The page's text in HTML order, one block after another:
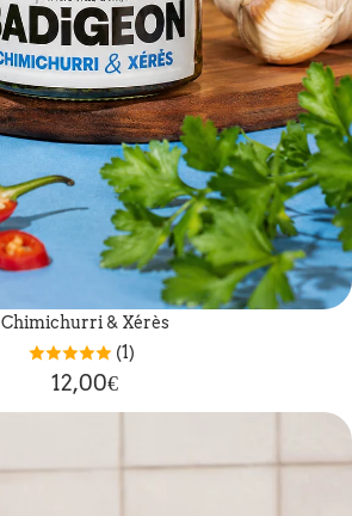
Chimichurri & Xérès
(1)
12,00€